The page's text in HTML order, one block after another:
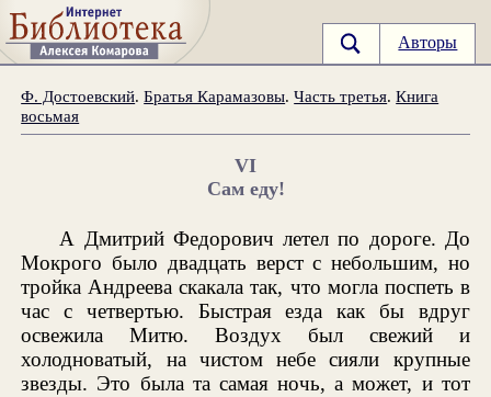
Авторы
Ф. Достоевский.Братья Карамазовы.Часть третья.Книга
восьмая
VI
Сам еду!
А Дмитрий Федорович летел по дороге. До
Мокрого было двадцать верст с небольшим, но
тройка Андреева скакала так, что могла поспеть в
час с четвертью. Быстрая езда как бы вдруг
освежила Митю. Воздух был свежий и
холодноватый, на чистом небе сияли крупные
звезды. Это была та самая ночь, а может, и тот